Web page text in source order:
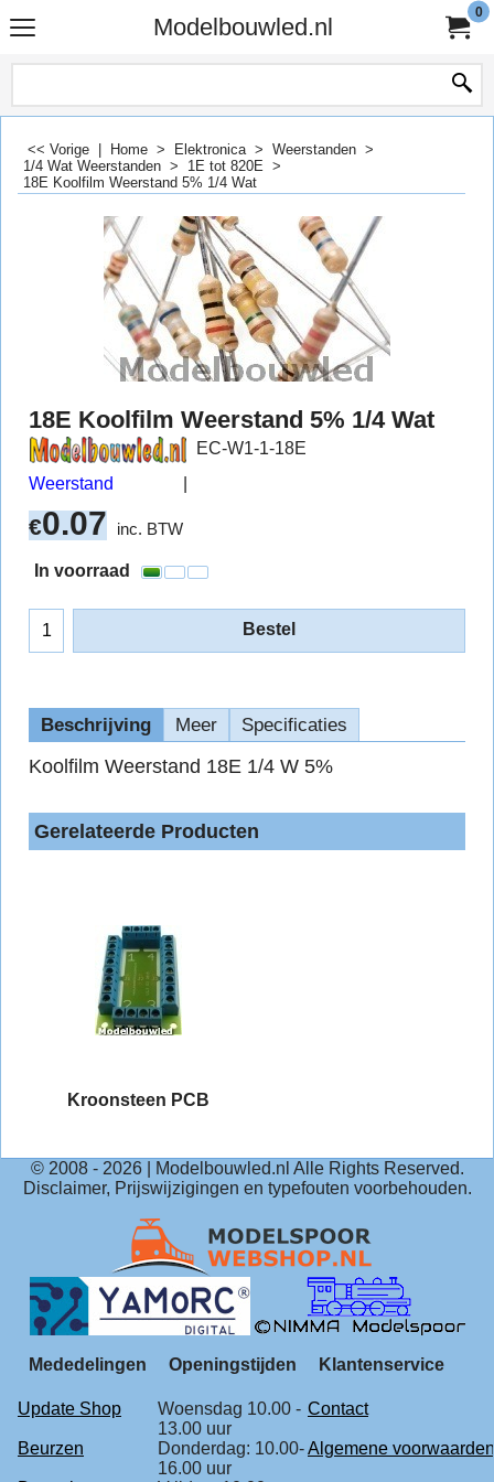
Modelbouwled.nl
0
<< Vorige Home > Elektronica> Weerstanden >
1/4 Wat Weerstanden > 1E tot 820E >
18E Koolfilm Weerstand 5% 1/4 Wat
18E Koolfilm Weerstand 5% 1/4 Wat
Weerstand
EC-W1-1-18E
€0.07 inc. BTW
In voorraad
Bestel
Beschrijving Meer Specificaties
Koolfilm Weerstand 18E 1/4 W 5%
Gerelateerde Producten
Kroonsteen PCB
© 2008 - 2026| Modelbouwled.nl Alle Rights Reserved.
Disclaimer, Prijswijzigingen en typefouten voorbehouden.
Mededelingen Openingstijden Klantenservice
Update Shop
Woensdag 10.00 -
13.00 uur
Contact
Beurzen
Donderdag: 10.00-
16.00 uur
Algemene voorwaarden